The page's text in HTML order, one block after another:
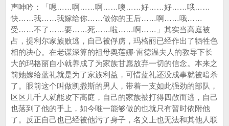
声呻吟：「嗯……啊……啊……噢……好……好……哦……
快……我……我嫁给你……做你的王后……啊……哦……
受……不了……要……死……啦……啊……」其实当高庭被
占，提利尔家族败逃，自己被俘虏，玛格丽已经作出了牺牲色
相的决心。在老谋深算的祖母奥莲娜·雷德温夫人的教导下长
大的玛格丽自小就养成了为家族甘愿放弃一切的信念。本来之
前她嫁给蓝礼就是为了家族利益，可惜蓝礼还没成事就被暗杀
了。眼前这个叫做凯撒斯的男人，带着一支如此强劲的部队，
区区几千人就能攻下高庭，自己的家族被打得四散而逃，自己
也落到了他的手上，如今唯一能够做的也就只有暂时依附他
了。反正自己也已经被他污了身子，名义上也无法和其他人联